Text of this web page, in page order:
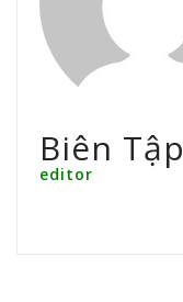
Biên Tập
editor